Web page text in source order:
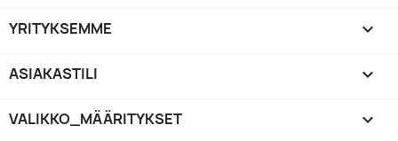
YRITYKSEMME 
ASIAKASTILI 
VALIKKO_MÄÄRITYKSET keyboard_arrow_down